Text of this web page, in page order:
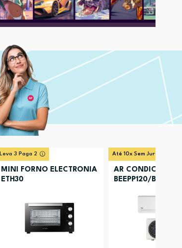
Leva 3 Paga 2
MINI FORNO ELECTRONIA
ETH30
Até 10x Sem Juros
AR
BEEPP120/